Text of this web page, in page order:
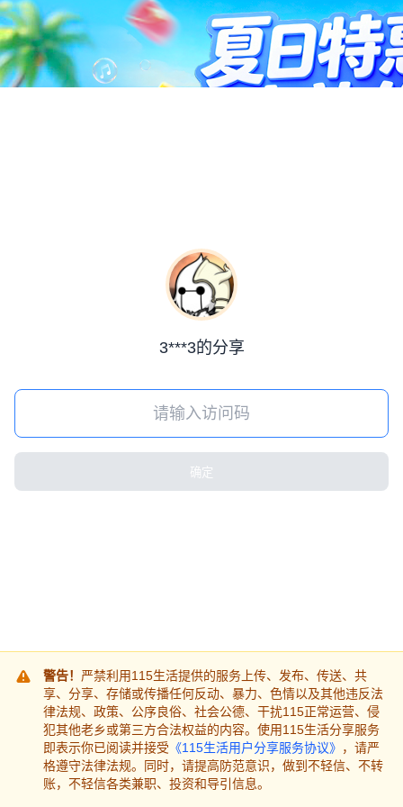
3***3的分享
确定
警告！ 严禁利用115生活提供的服务上传、发布、传送、共
享、分享、存储或传播任何反动、暴力、色情以及其他违反法
律法规、政策、公序良俗、社会公德、干扰115正常运营、侵
犯其他老乡或第三方合法权益的内容。使用115生活分享服务
即表示你已阅读并接受 《115生活用户分享服务协议》 ，请严
格遵守法律法规。同时，请提高防范意识，做到不轻信、不转
账，不轻信各类兼职、投资和导引信息。